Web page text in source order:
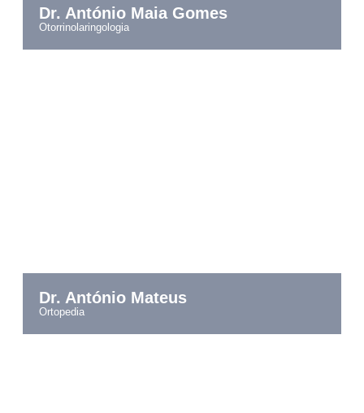
Dr. António Maia Gomes
otorrinolaringologia
Dr. António Mateus
ortopedia